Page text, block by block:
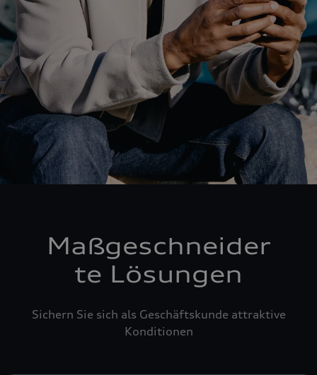
Maßgeschneider
te Lösungen
Sichern Sie sich als Geschäftskunde attraktive
Konditionen